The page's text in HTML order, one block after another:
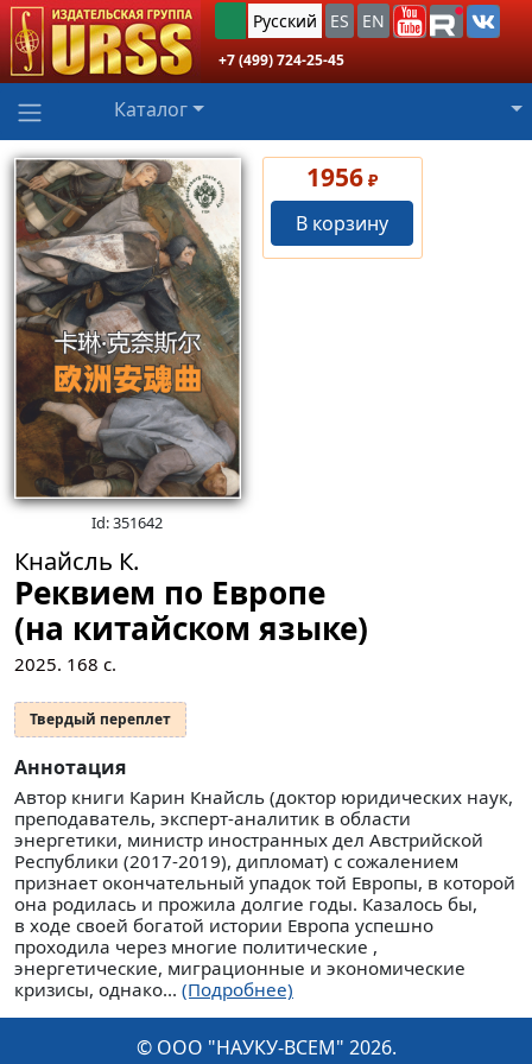
Русский ES EN
+7 (499) 724-25-45
Каталог
Id: 351642
1956 ₽
В корзину
Кнайсль К.
Реквием по Европе
(на китайском языке)
2025. 168 с.
Твердый переплет
Аннотация
Автор книги Карин Кнайсль (доктор юридических наук,
преподаватель, эксперт-аналитик в области
энергетики, министр иностранных дел Австрийской
Республики (2017-2019), дипломат) с сожалением
признает окончательный упадок той Европы, в которой
она родилась и прожила долгие годы. Казалось бы,
в ходе своей богатой истории Европа успешно
проходила через многие политические ,
энергетические, миграционные и экономические
кризисы, однако... (Подробнее)
© ООО "НАУКУ-ВСЕМ" 2026.